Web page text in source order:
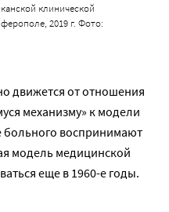
клинической
2019 г. Фото:
движется от отношения
механизму» к модели
больного воспринимают
модель медицинской
еще в 1960-е годы.